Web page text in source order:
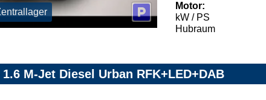
Motor:
kW / PS
Hubraum
M-Jet Diesel Urban RFK+LED+DAB